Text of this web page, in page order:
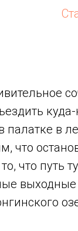
палатке в
что
что путь